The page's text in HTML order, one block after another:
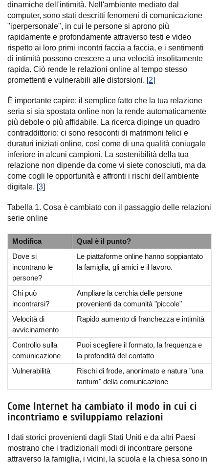
dinamiche dell'intimità. Nell'ambiente mediato dal
computer, sono stati descritti fenomeni di comunicazione
"iperpersonale", in cui le persone si aprono più
rapidamente e profondamente attraverso testi e video
rispetto ai loro primi incontri faccia a faccia, e i sentimenti
di intimità possono crescere a una velocità insolitamente
rapida. Ciò rende le relazioni online al tempo stesso
promettenti e vulnerabili alle distorsioni. [2]
È importante capire: il semplice fatto che la tua relazione
seria si sia spostata online non la rende automaticamente
più debole o più affidabile. La ricerca dipinge un quadro
contraddittorio: ci sono resoconti di matrimoni felici e
duraturi iniziati online, così come di una qualità coniugale
inferiore in alcuni campioni. La sostenibilità della tua
relazione non dipende da come vi siete conosciuti, ma da
come cogli le opportunità e affronti i rischi dell'ambiente
digitale. [3]
Tabella 1. Cosa è cambiato con il passaggio delle relazioni
serie online
Modifica
Qual è il punto?
Dove si
incontrano le
persone?
Le piattaforme online hanno soppiantato
la famiglia, gli amici e il lavoro.
Chi può
incontrarsi?
Ampliare la cerchia delle persone
provenienti da comunità "piccole"
Velocità di
avvicinamento
Rapido aumento di franchezza e intimità
Controllo sulla
comunicazione
Puoi scegliere il formato, la frequenza e
la profondità del contatto
Vulnerabilità
Rischi di frode, anonimato e natura "una
tantum" della comunicazione
Come Internet ha cambiato il modo in cui ci
incontriamo e sviluppiamo relazioni
I dati storici provenienti dagli Stati Uniti e da altri Paesi
mostrano che i tradizionali modi di incontrare persone
attraverso la famiglia, i vicini, la scuola e la chiesa sono in